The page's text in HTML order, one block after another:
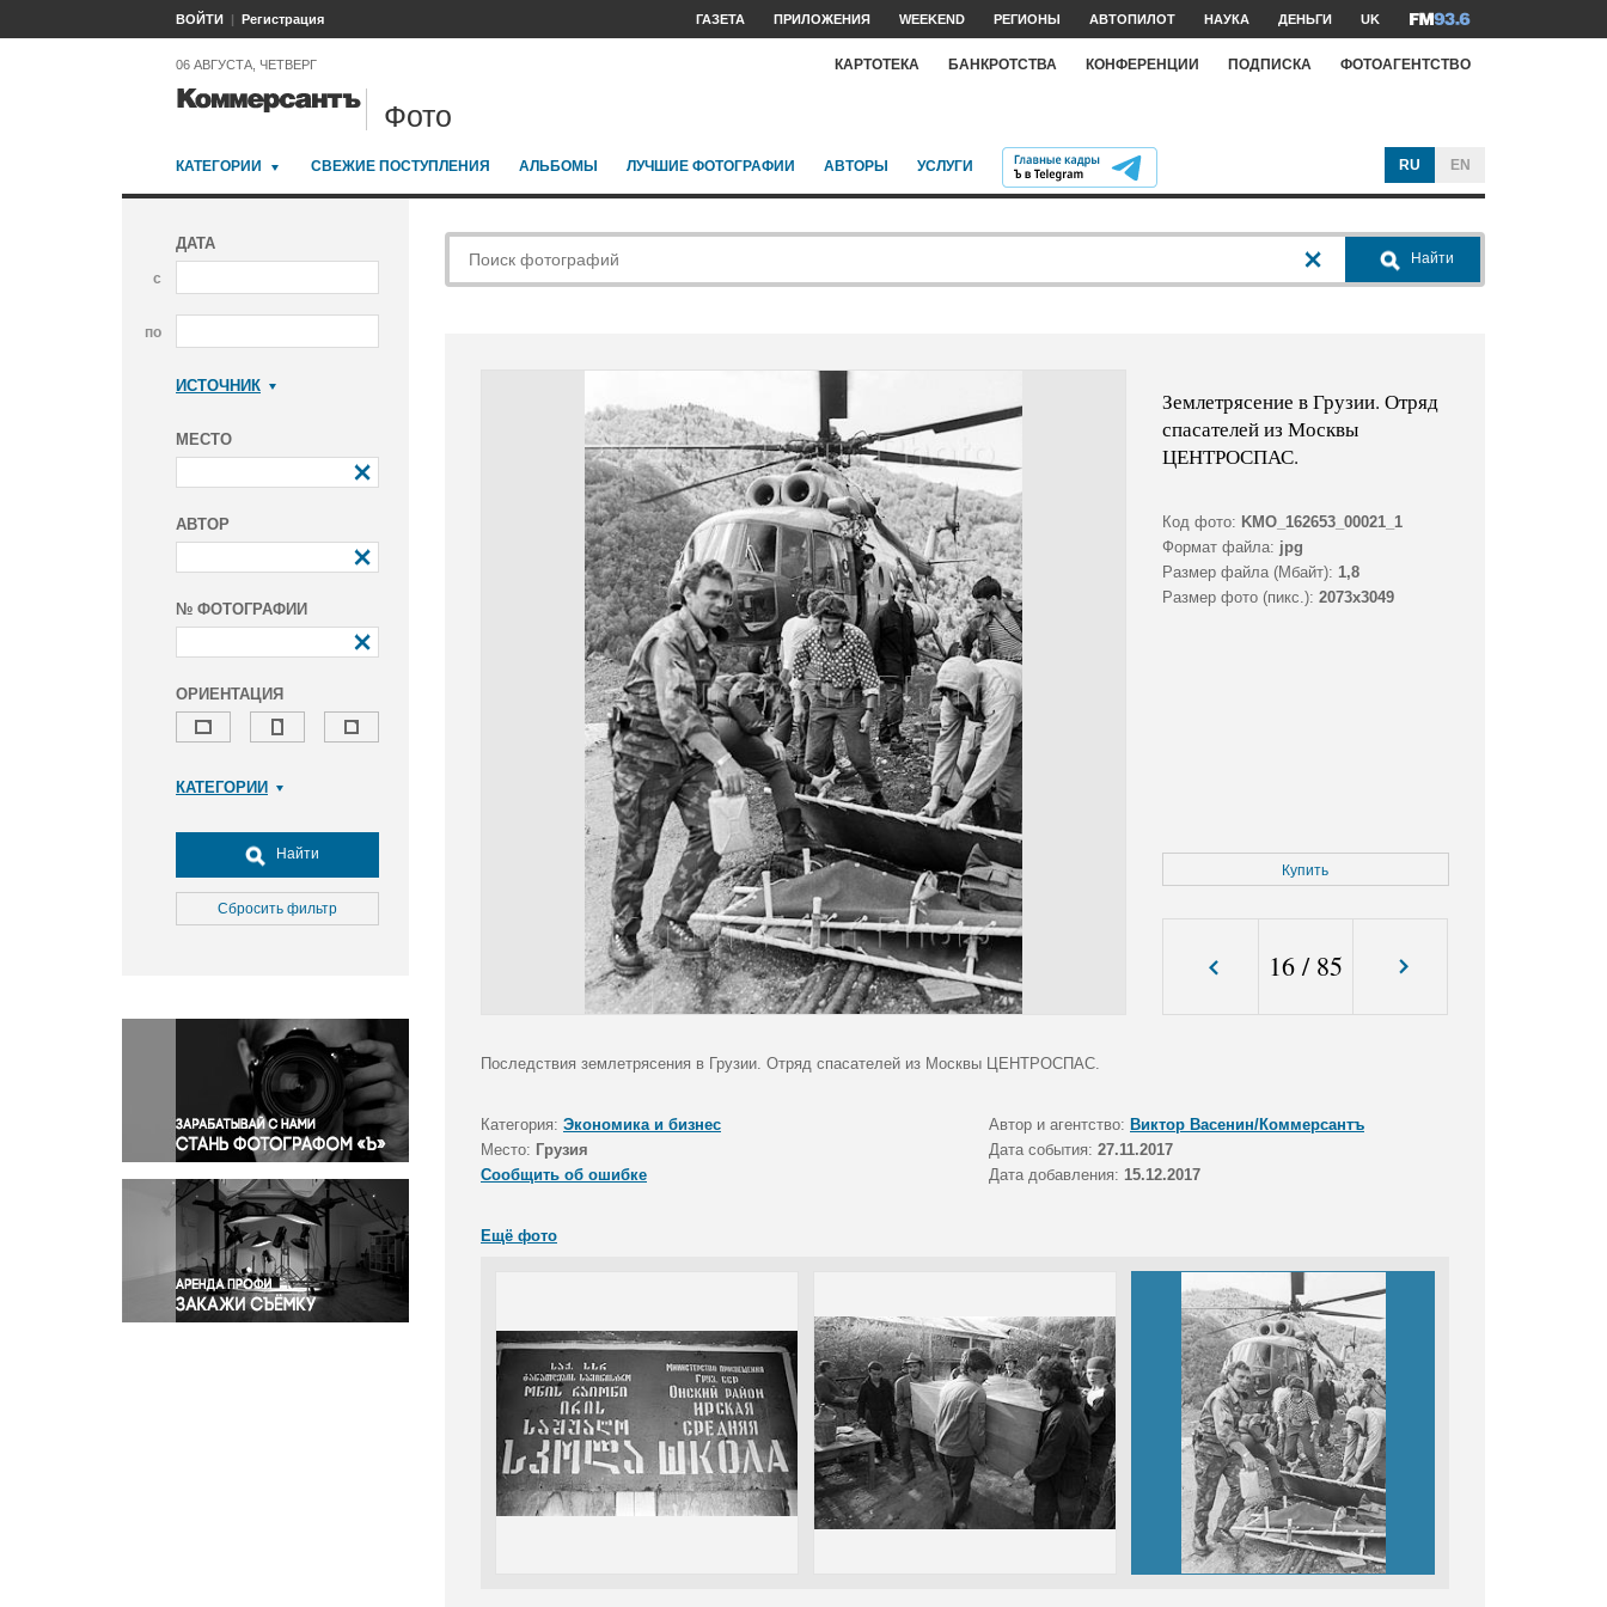
ВОЙТИ Регистрация ГАЗЕТА ПРИЛОЖЕНИЯ WEEKEND РЕГИОНЫ АВТОПИЛОТ НАУКА ДЕНЬГИ UK
06 АВГУСТА, ЧЕТВЕРГ КАРТОТЕКА БАНКРОТСТВА КОНФЕРЕНЦИИ ПОДПИСКА ФОТОАГЕНТСТВО
Фото
КАТЕГОРИИ СВЕЖИЕ ПОСТУПЛЕНИЯ АЛЬБОМЫ ЛУЧШИЕ ФОТОГРАФИИ АВТОРЫ УСЛУГИ RU EN
ДАТА
с
по
ИСТОЧНИК
МЕСТО
АВТОР
№ ФОТОГРАФИИ
ОРИЕНТАЦИЯ
КАТЕГОРИИ
Досуг, туризм и отдых
Культура
Медицина
Окружающая среда
Политика
Правосудие
Происшествия и конфликты
Религия
Светская жизнь
Спорт
Экология
Экономика и бизнес
Найти
Сбросить фильтр
Найти
Землетрясение в Грузии. Отряд
спасателей из Москвы
ЦЕНТРОСПАС.
Код фото: KMO_162653_00021_1
Формат файла: jpg
Размер файла (Мбайт): 1,8
Размер фото (пикс.): 2073x3049
Купить
16/ 85
Последствия землетрясения в Грузии. Отряд спасателей из Москвы ЦЕНТРОСПАС.
Категория: Экономика и бизнес Автор и агентство: Виктор Васенин/Коммерсантъ
Место: Грузия Дата события: 27.11.2017
Сообщить об ошибке
Дата добавления: 15.12.2017
Ещё фото